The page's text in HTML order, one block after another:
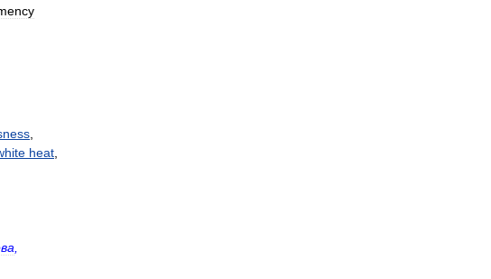
heat